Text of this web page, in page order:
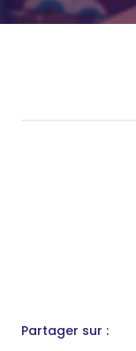
Partager sur :